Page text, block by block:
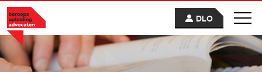
DLO